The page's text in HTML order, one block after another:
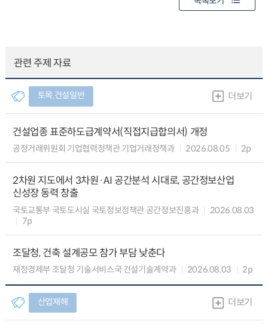
관련 주제 자료
토목.건설일반 더보기
건설업종 표준하도급계약서(직접지급합의서) 개정
공정거래위원회 기업협력정책관 기업거래정책과 2026.08.05 2p
2차원 지도에서 3차원·AI 공간분석 시대로, 공간정보산업
신성장 동력 창출
국토교통부 국토도시실 국토정보정책관 공간정보진흥과
2026.08.03
7p
조달청, 건축 설계공모 참가 부담 낮춘다
재정경제부 조달청 기술서비스국 건설기술계약과 2026.08.03 2p
산업재해 더보기